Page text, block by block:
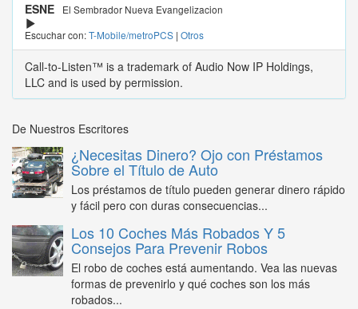
ESNE
El Sembrador Nueva Evangelizacion
Escuchar con:T-Mobile/metroPCS | Otros
Call-to-Listen™ is a trademark of Audio Now IP Holdings,
LLC and is used by permission.
De Nuestros Escritores
¿Necesitas Dinero? Ojo con Préstamos
Sobre el Título de Auto
Los préstamos de título pueden generar dinero rápido
y fácil pero con duras consecuencias...
Los 10 Coches Más Robados Y 5
Consejos Para Prevenir Robos
El robo de coches está aumentando. Vea las nuevas
formas de prevenirlo y qué coches son los más
robados...